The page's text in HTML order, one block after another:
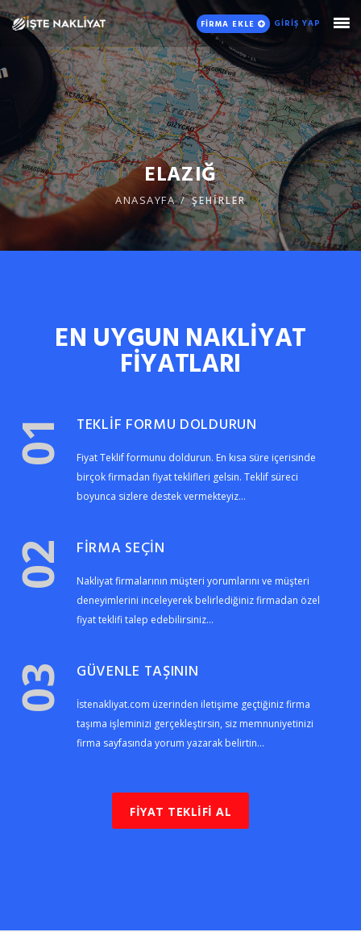
FİRMA EKLE GİRİŞ YAP
ELAZIĞ
ANASAYFA ŞEHİRLER
EN UYGUN NAKLİYAT
FİYATLARI
01 TEKLİF FORMU DOLDURUN
Fiyat Teklif formunu doldurun. En kısa süre içerisinde
birçok firmadan fiyat teklifleri gelsin. Teklif süreci
boyunca sizlere destek vermekteyiz...
02 FİRMA SEÇİN
Nakliyat firmalarının müşteri yorumlarını ve müşteri
deneyimlerini inceleyerek belirlediğiniz firmadan özel
fiyat teklifi talep edebilirsiniz...
03 GÜVENLE TAŞININ
İstenakliyat.com üzerinden iletişime geçtiğiniz firma
taşıma işleminizi gerçekleştirsin, siz memnuniyetinizi
firma sayfasında yorum yazarak belirtin...
FİYAT TEKLİFİ AL